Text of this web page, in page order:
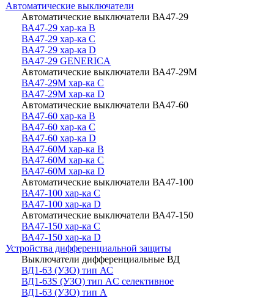
Автоматические выключатели
Автоматические выключатели ВА47-29
ВА47-29 хар-ка В
ВА47-29 хар-ка С
ВА47-29 хар-ка D
ВА47-29 GENERICA
Автоматические выключатели ВА47-29М
ВА47-29М хар-ка С
ВА47-29М хар-ка D
Автоматические выключатели ВА47-60
ВА47-60 хар-ка B
ВА47-60 хар-ка С
ВА47-60 хар-ка D
ВА47-60M хар-ка B
ВА47-60M хар-ка С
ВА47-60M хар-ка D
Автоматические выключатели ВА47-100
ВА47-100 хар-ка С
ВА47-100 хар-ка D
Автоматические выключатели ВА47-150
ВА47-150 хар-ка С
ВА47-150 хар-ка D
Устройства дифференциальной защиты
Выключатели дифференциальные ВД
ВД1-63 (УЗО) тип АС
ВД1-63S (УЗО) тип АC селективное
ВД1-63 (УЗО) тип А